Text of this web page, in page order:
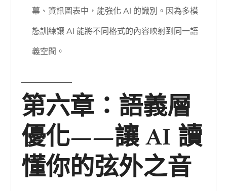
幕、資訊圖表中，能強化 AI 的識別。因為多模
態訓練讓 AI 能將不同格式的內容映射到同一語
義空間。
第六章：語義層
優化——讓 AI 讀
懂你的弦外之音